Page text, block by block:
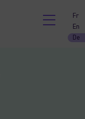
Fr
En
De